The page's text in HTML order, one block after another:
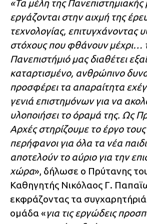
«Τα μέλη της Πανεπιστημιακής
εργάζονται στην αιχμή της
τεχνολογίας, επιτυγχάνοντας
στόχους που φθάνουν μέχρι…
Πανεπιστήμιό μας διαθέτει
καταρτισμένο, ανθρώπινο
προσφέρει τα απαραίτητα
γενιά επιστημόνων για να
υλοποιήσει το όραμά της. Ως
Αρχές στηρίζουμε το έργο τους
περήφανοι για όλα τα νέα
αποτελούν το αύριο για την
χώρα», δήλωσε ο Πρύτανης
Καθηγητής Νικόλαος Γ.
εκφράζοντας τα
ομάδα «για τις εργώδεις